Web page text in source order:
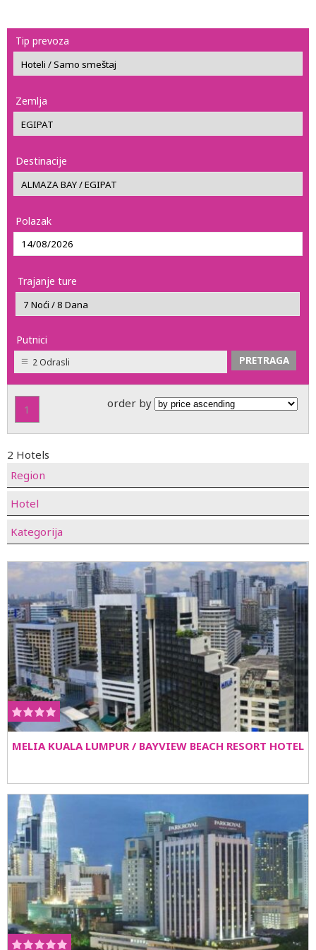
Tip prevoza
Zemlja
Destinacije
Polazak
Trajanje ture
Putnici
2 Odrasli
1 order by
2 Hotels
Region
Hotel
Kategorija
MELIA KUALA LUMPUR / BAYVIEW BEACH RESORT HOTEL